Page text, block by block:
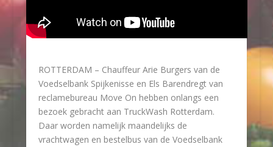
ROTTERDAM – Chauffeur Arie Burgers van de
Voedselbank Spijkenisse en Els Barendregt van
reclamebureau Move On hebben onlangs een
bezoek gebracht aan TruckWash Rotterdam.
Daar worden namelijk maandelijks de
vrachtwagen en bestelbus van de Voedselbank